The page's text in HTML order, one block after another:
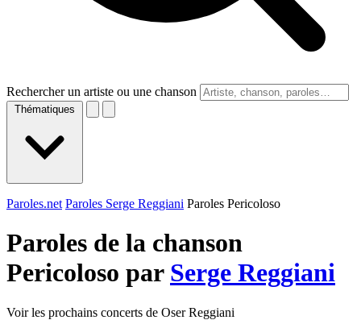
Rechercher un artiste ou une chanson
Thématiques
Paroles.net Paroles Serge Reggiani Paroles Pericoloso
Paroles de la chanson
Pericoloso par Serge Reggiani
Voir les prochains concerts de Oser Reggiani